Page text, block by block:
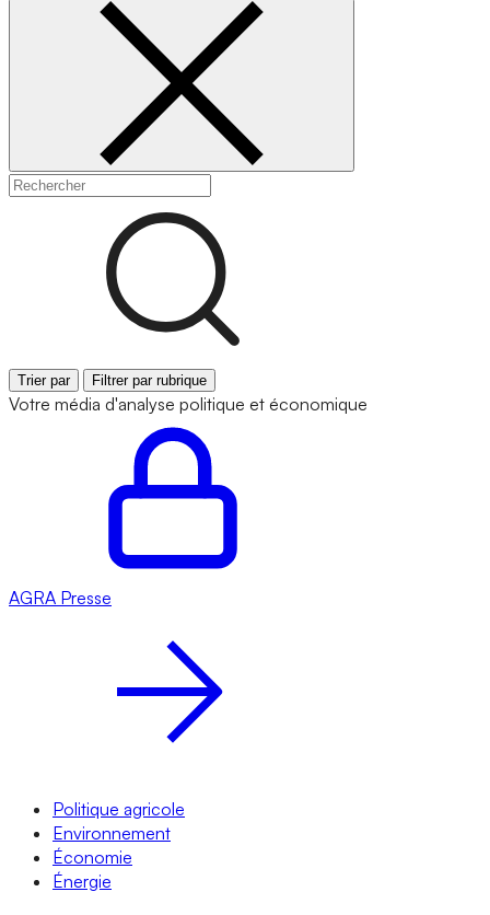
Trier par Filtrer par rubrique
Votre média d'analyse politique et économique
AGRA Presse
Politique agricole
Environnement
Économie
Énergie